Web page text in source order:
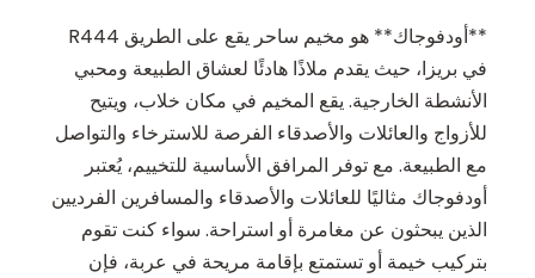
**أودفوجاك** هو مخيم ساحر يقع على الطريق R444
في بريزا، حيث يقدم ملاذًا هادئًا لعشاق الطبيعة ومحبي
الأنشطة الخارجية. يقع المخيم في مكان خلاب، ويتيح
للأزواج والعائلات والأصدقاء الفرصة للاسترخاء والتواصل
مع الطبيعة. مع توفر المرافق الأساسية للتخييم، يُعتبر
أودفوجاك مثاليًا للعائلات والأصدقاء والمسافرين الفرديين
الذين يبحثون عن مغامرة أو استراحة. سواء كنت تقوم
بتركيب خيمة أو تستمتع بإقامة مريحة في عربة، فإن